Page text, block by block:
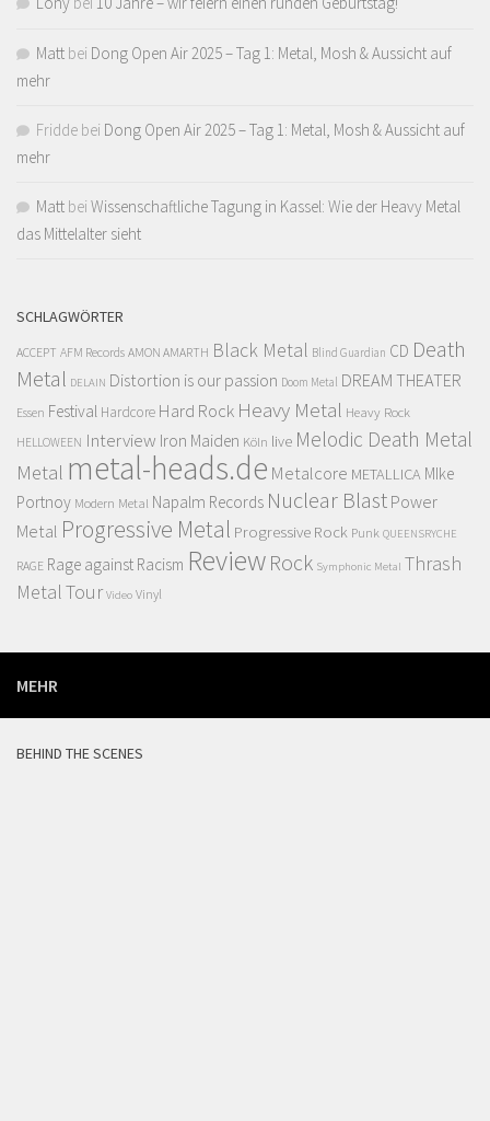
Matt bei Dong Open Air 2025 – Tag 1: Metal, Mosh & Aussicht auf
mehr
Fridde bei Dong Open Air 2025 – Tag 1: Metal, Mosh & Aussicht auf
mehr
Matt bei Wissenschaftliche Tagung in Kassel: Wie der Heavy Metal
das Mittelalter sieht
SCHLAGWÖRTER
ACCEPT AFM Records AMON AMARTH Black Metal Blind Guardian CD Death
Metal DELAIN Distortion is our passion Doom Metal DREAM THEATER
Essen Festival Hardcore Hard Rock Heavy Metal Heavy Rock
HELLOWEEN Interview Iron Maiden Köln live Melodic Death Metal
Metal metal-heads.de Metalcore METALLICA MIke
Portnoy Modern Metal Napalm Records Nuclear Blast Power
Metal Progressive Metal Progressive Rock Punk QUEENSRYCHE
RAGE Rage against Racism Review Rock Symphonic Metal Thrash
MetalTour Video Vinyl
MEHR
BEHIND THE SCENES